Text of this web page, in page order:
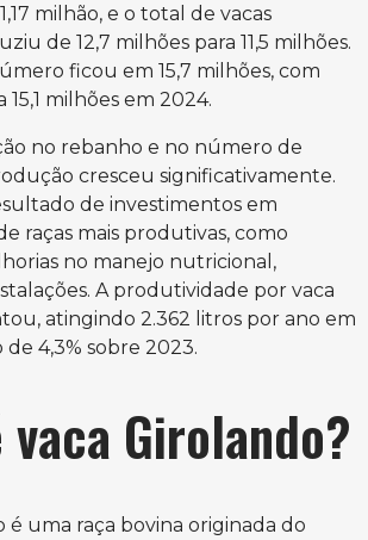
milhão, e o total de vacas
de 12,7 milhões para 11,5 milhões.
ficou em 15,7 milhões, com
milhões em 2024.
no rebanho e no número de
cresceu significativamente.
de investimentos em
raças mais produtivas, como
no manejo nutricional,
A produtividade por vaca
atingindo 2.362 litros por ano em
4,3% sobre 2023.
vaca Girolando?
é uma raça bovina originada do